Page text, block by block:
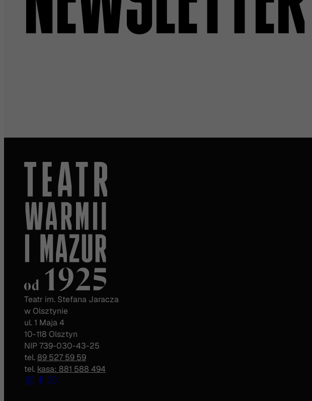
Teatr im. Stefana Jaracza
w Olsztynie
ul. 1 Maja 4
10-118 Olsztyn
NIP 739-030-43-25
tel.89 527 59 59
tel. kasa: 881 588 494